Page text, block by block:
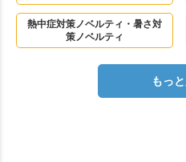
熱中症対策ノベルティ・暑さ対
策ノベルティ
もっ